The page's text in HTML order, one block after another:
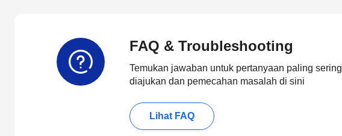
FAQ & Troubleshooting
Temukan jawaban untuk pertanyaan paling sering
diajukan dan pemecahan masalah di sini
Lihat FAQ